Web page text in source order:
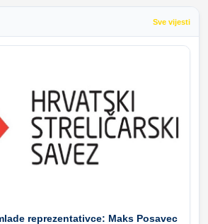
Sve vijesti
reprezentativce: Maks Posavec